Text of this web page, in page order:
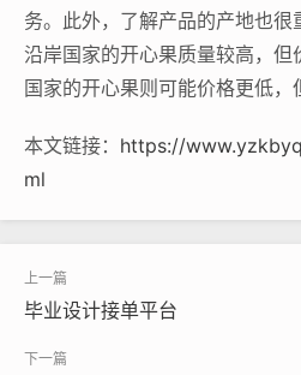
务。此外，了解产品的产地也
沿岸国家的开心果质量较高，但
国家的开心果则可能价格更低，
本文链接： https://
ml
毕业设计接单平台